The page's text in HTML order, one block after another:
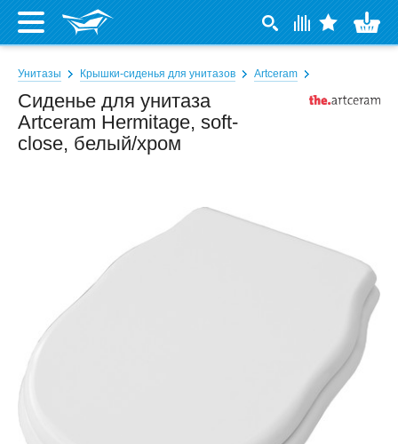
Унитазы Крышки-сиденья для унитазов Artceram
Сиденье для унитаза
Artceram Hermitage, soft-
close, белый/хром